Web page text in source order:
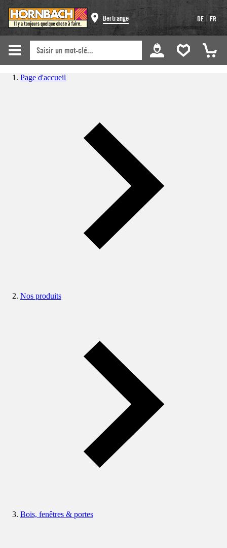
Bertrange DE | FR
Page d'accueil
Nos produits
Bois, fenêtres & portes